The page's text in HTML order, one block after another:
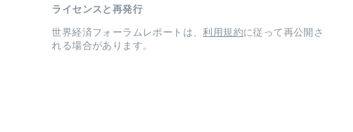
ライセンスと再発行
世界経済フォーラムレポートは、利用規約に従って再公開さ
れる場合があります。